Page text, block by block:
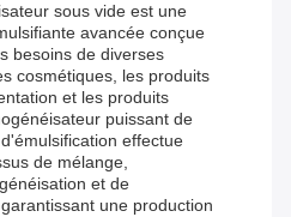
sous vide est une
avancée conçue
besoins de diverses
cosmétiques, les produits
et les produits
puissant de
effectue
de mélange,
et de
une production